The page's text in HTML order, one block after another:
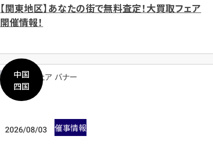
【関東地区】あなたの街で無料査定！大買取フェア
開催情報！
中国
四国
2026/08/03 催事情報